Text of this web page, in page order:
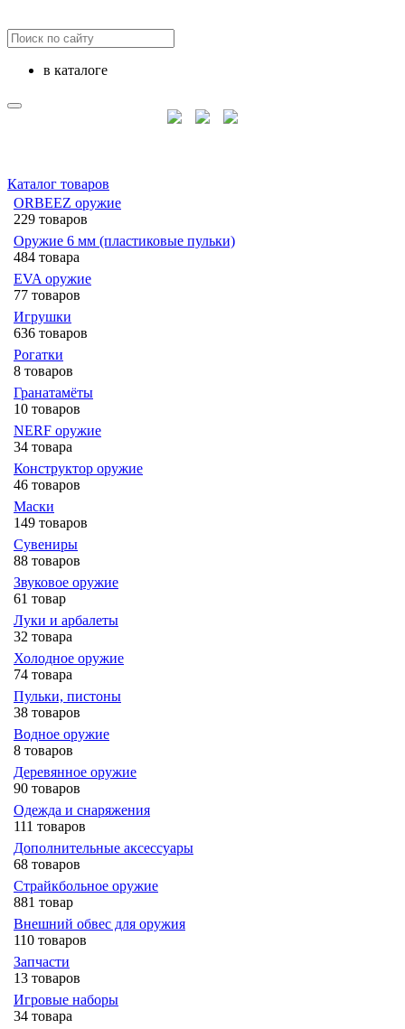
в каталоге
Каталог товаров
ORBEEZ оружие
229 товаров
Оружие 6 мм (пластиковые пульки)
484 товара
EVA оружие
77 товаров
Игрушки
636 товаров
Рогатки
8 товаров
Гранатамёты
10 товаров
NERF оружие
34 товара
Конструктор оружие
46 товаров
Маски
149 товаров
Сувениры
88 товаров
Звуковое оружие
61 товар
Луки и арбалеты
32 товара
Холодное оружие
74 товара
Пульки, пистоны
38 товаров
Водное оружие
8 товаров
Деревянное оружие
90 товаров
Одежда и снаряжения
111 товаров
Дополнительные аксессуары
68 товаров
Страйкбольное оружие
881 товар
Внешний обвес для оружия
110 товаров
Запчасти
13 товаров
Игровые наборы
34 товара